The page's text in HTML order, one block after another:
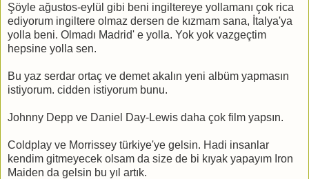
Şöyle ağustos-eylül gibi beni ingiltereye yollamanı çok rica
ediyorum ingiltere olmaz dersen de kızmam sana, İtalya'ya
yolla beni. Olmadı Madrid' e yolla. Yok yok vazgeçtim
hepsine yolla sen.
Bu yaz serdar ortaç ve demet akalın yeni albüm yapmasın
istiyorum. cidden istiyorum bunu.
Johnny Depp ve Daniel Day-Lewis daha çok film yapsın.
Coldplay ve Morrissey türkiye'ye gelsin. Hadi insanlar
kendim gitmeyecek olsam da size de bi kıyak yapayım Iron
Maiden da gelsin bu yıl artık.